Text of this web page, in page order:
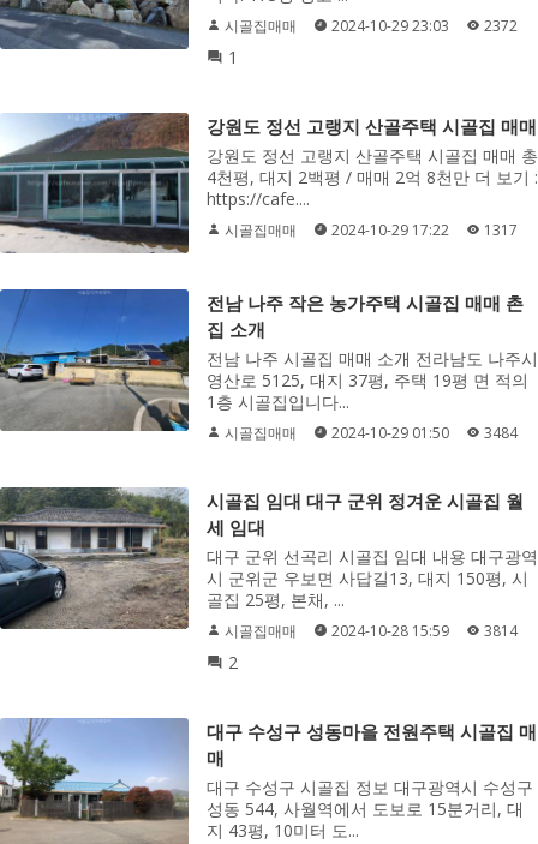
시골집매매 2024-10-29 23:03 2372
1
강원도 정선 고랭지 산골주택 시골집 매매
강원도 정선 고랭지 산골주택 시골집 매매 총
4천평, 대지 2백평 / 매매 2억 8천만 더 보기 :
https://cafe....
시골집매매 2024-10-29 17:22 1317
전남 나주 작은 농가주택 시골집 매매 촌
집 소개
전남 나주 시골집 매매 소개 전라남도 나주시
영산로 5125, 대지 37평, 주택 19평 면 적의
1층 시골집입니다...
시골집매매 2024-10-29 01:50 3484
시골집 임대 대구 군위 정겨운 시골집 월
세 임대
대구 군위 선곡리 시골집 임대 내용 대구광역
시 군위군 우보면 사답길13, 대지 150평, 시
골집 25평, 본채, ...
시골집매매 2024-10-28 15:59 3814
2
대구 수성구 성동마을 전원주택 시골집 매
매
대구 수성구 시골집 정보 대구광역시 수성구
성동 544, 사월역에서 도보로 15분거리, 대
지 43평, 10미터 도...